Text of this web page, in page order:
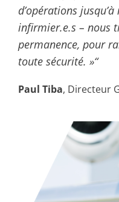
d’opérations
infirmier.e.s – nous
permanence, pour
toute sécurité. »“
Paul Tiba, Directeur